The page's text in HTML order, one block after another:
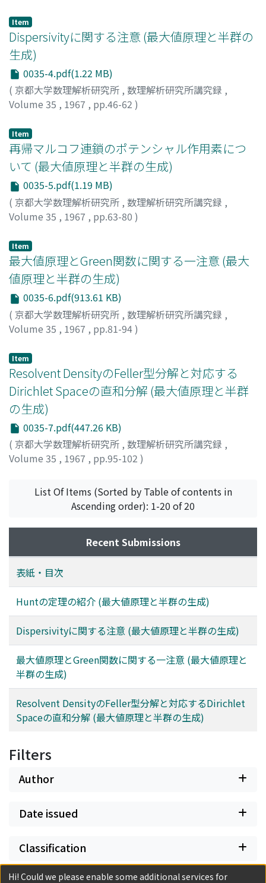
Item
Dispersivityに関する注意 (最大値原理と半群の
生成)
0035-4.pdf(1.22 MB)
( 京都大学数理解析研究所 , 数理解析研究所講究録 ,
Volume 35 , 1967 , pp.46-62 )
Item
再帰マルコフ連鎖のポテンシャル作用素につ
いて (最大値原理と半群の生成)
0035-5.pdf(1.19 MB)
( 京都大学数理解析研究所 , 数理解析研究所講究録 ,
Volume 35 , 1967 , pp.63-80 )
Item
最大値原理とGreen関数に関する一注意 (最大
値原理と半群の生成)
0035-6.pdf(913.61 KB)
( 京都大学数理解析研究所 , 数理解析研究所講究録 ,
Volume 35 , 1967 , pp.81-94)
Item
Resolvent DensityのFeller型分解と対応する
Dirichlet Spaceの直和分解 (最大値原理と半群
の生成)
0035-7.pdf(447.26 KB)
( 京都大学数理解析研究所 , 数理解析研究所講究録 ,
Volume 35 , 1967 , pp.95-102 )
List Of Items (Sorted by Table of contents in
Ascending order): 1-20 of 20
Recent Submissions
表紙・目次
Huntの定理の紹介 (最大値原理と半群の生成)
Dispersivityに関する注意 (最大値原理と半群の生成)
最大値原理とGreen関数に関する一注意 (最大値原理と
半群の生成)
Resolvent DensityのFeller型分解と対応するDirichlet
Spaceの直和分解 (最大値原理と半群の生成)
Filters
Author
Date issued
Classification
Hi! Could we please enable some additional services for